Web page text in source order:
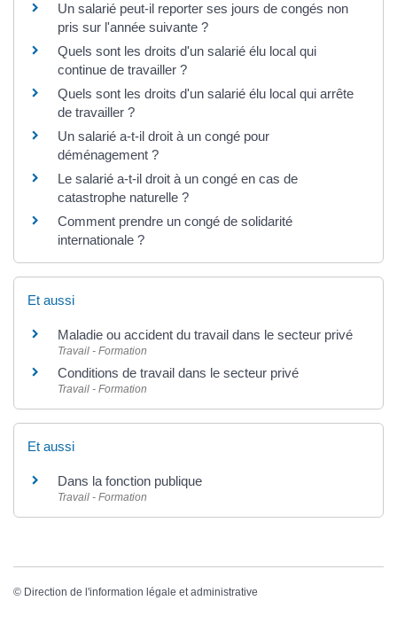
Un salarié peut-il reporter ses jours de congés non
pris sur l'année suivante ?
Quels sont les droits d'un salarié élu local qui
continue de travailler ?
Quels sont les droits d'un salarié élu local qui arrête
de travailler ?
Un salarié a-t-il droit à un congé pour
déménagement ?
Le salarié a-t-il droit à un congé en cas de
catastrophe naturelle ?
Comment prendre un congé de solidarité
internationale ?
Et aussi
Maladie ou accident du travail dans le secteur privé
Travail - Formation
Conditions de travail dans le secteur privé
Travail - Formation
Et aussi
Dans la fonction publique
Travail - Formation
© Direction de l'information légale et administrative